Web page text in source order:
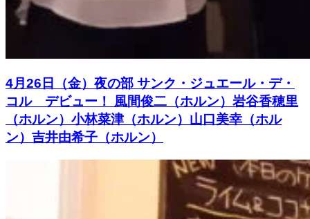
4月26日（金）夜の部 サンク・ジュエール・デ・
コル デビュー！ 風間俊二（ホルン）岩谷香穂里
（ホルン）小林菜津（ホルン）山口美幸（ホル
ン）吉井由希子（ホルン）